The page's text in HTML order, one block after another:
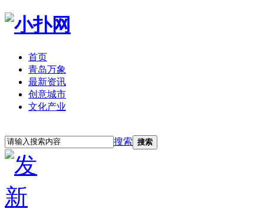
首页
青岛万象
最新资讯
创意城市
文化产业
搜索 搜索